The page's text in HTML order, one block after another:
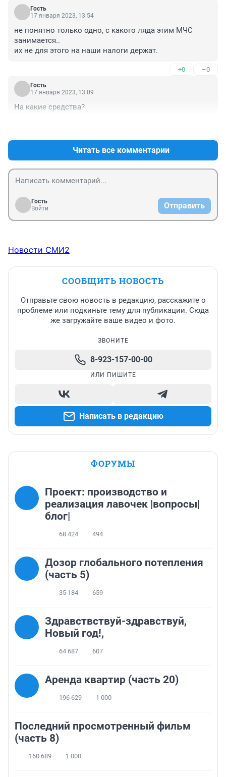
Гость
17 января 2023, 13:54
не понятно только одно, с какого ляда этим МЧС
занимается..
их не для этого на наши налоги держат.
+0 –0
Гость
17 января 2023, 13:09
На какие средства?
Читать все комментарии
Гость
Войти
Отправить
Новости СМИ2
СООБЩИТЬ НОВОСТЬ
Отправьте свою новость в редакцию, расскажите о
проблеме или подкиньте тему для публикации. Сюда
же загружайте ваше видео и фото.
ЗВОНИТЕ
8-923-157-00-00
ИЛИ ПИШИТЕ
Написать в редакцию
ФОРУМЫ
Проект: производство и
реализация лавочек |вопросы|
блог|
68 424 494
Дозор глобального потепления
(часть 5)
35 184 659
Здравствствуй-здравствуй,
Новый год!,
64 687 607
Аренда квартир (часть 20)
196 629 1 000
Последний просмотренный фильм
(часть 8)
160 689 1 000